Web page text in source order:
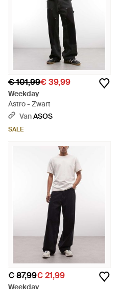
€ 101,99€ 39,99
Weekday
Astro - Zwart
VanASOS
SALE
€ 87,99€ 21,99
Weekday